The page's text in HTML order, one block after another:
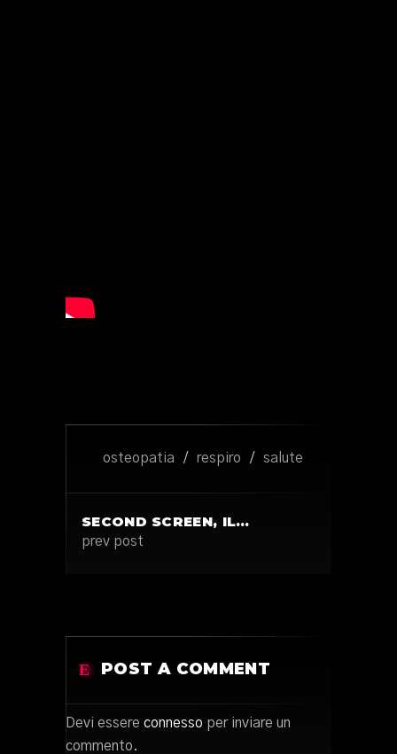
osteopatia / respiro / salute
SECOND SCREEN, IL…
prev post
POST A COMMENT
Devi essere connesso per inviare un
commento.